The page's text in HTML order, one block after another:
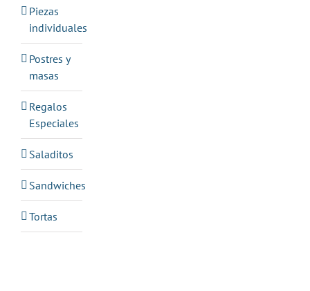
Piezas
individuales
Postres y
masas
Regalos
Especiales
Saladitos
Sandwiches
Tortas